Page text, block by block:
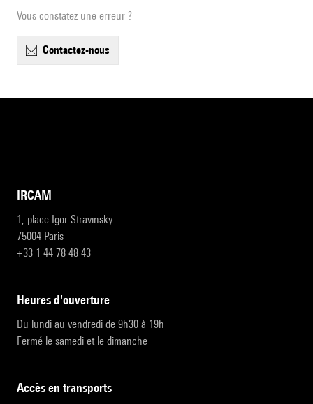
Vous constatez une erreur ?
contactez-nous
IRCAM
1, place Igor-Stravinsky
75004 Paris
+33 1 44 78 48 43
heures d'ouverture
Du lundi au vendredi de 9h30 à 19h
Fermé le samedi et le dimanche
accès en transports